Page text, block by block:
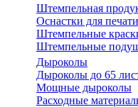
Штемпельная
Оснастки для печати
Штемпельные
Штемпельные
Дыроколы
Дыроколы до 65
Мощные дыроколы
Расходные